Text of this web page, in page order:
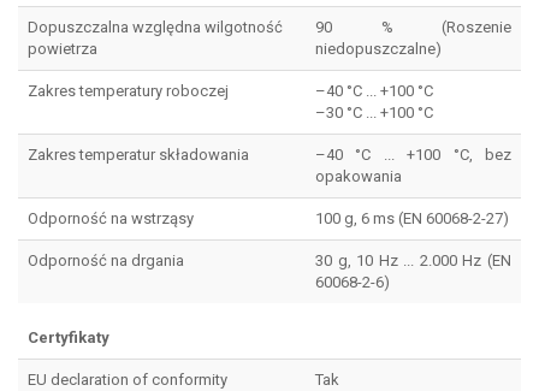
Dopuszczalna względna wilgotność
powietrza
90 % (Roszenie
niedopuszczalne)
Zakres temperatury roboczej
–40 °C ... +100 °C
–30 °C ... +100 °C
Zakres temperatur składowania
–40 °C ... +100 °C, bez
opakowania
Odporność na wstrząsy 100 g, 6 ms (EN 60068-2-27)
Odporność na drgania
30 g, 10 Hz ... 2.000 Hz (EN
60068-2-6)
Certyfikaty
EU declaration of conformity Tak